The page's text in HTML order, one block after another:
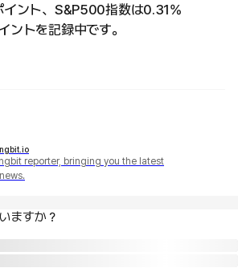
イント、S&P500指数は0.31%
ントを記録中です。
reporter, bringing you the latest
ますか？